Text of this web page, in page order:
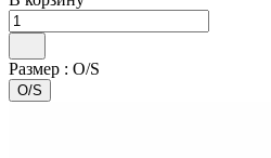
Размер : O/S
O/S